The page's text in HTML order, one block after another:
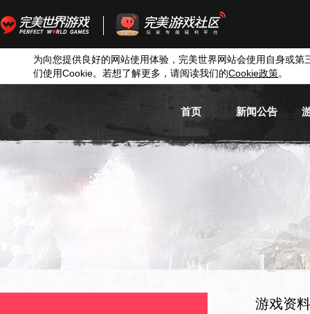
为向您提供良好的网站使用体验，完美世界网站会使用自身或第
们使用Cookie。若想了解更多，请阅读我们的Cookie政策。
首页 新闻公告
游戏新闻
活动信息
游戏资料